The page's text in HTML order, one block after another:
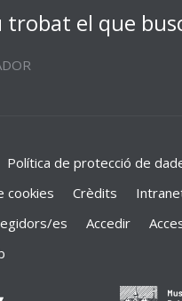
trobat el que
Política de protecció de
cookies
Crèdits
es
Accedir